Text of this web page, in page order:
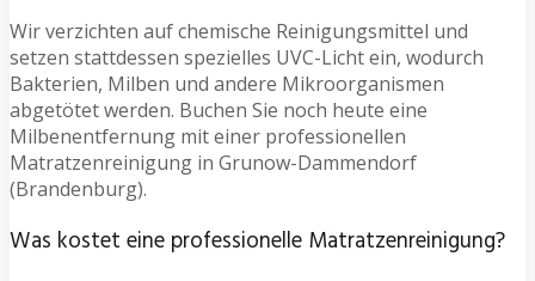
Wir verzichten auf chemische Reinigungsmittel und
setzen stattdessen spezielles UVC-Licht ein, wodurch
Bakterien, Milben und andere Mikroorganismen
abgetötet werden. Buchen Sie noch heute eine
Milbenentfernung mit einer professionellen
Matratzenreinigung in Grunow-Dammendorf
(Brandenburg).
Was kostet eine professionelle Matratzenreinigung?